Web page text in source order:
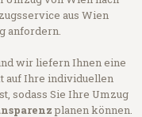
aus Wien
anfordern.
wir liefern Ihnen eine
auf Ihre individuellen
sodass Sie Ihre Umzug
planen können.